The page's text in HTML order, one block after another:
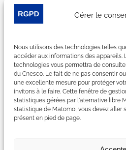
Gérer le
Nous utilisons des technologies telles
accéder aux informations des appareils.
technologies vous permettra de
du Cnesco. Le fait de ne pas consentir
une excellente mesure pour protéger
invitons à le faire. Cette fenêtre de
statistiques gérées par l'aternative libre
statistique de Matomo, vous devez aller
présent en pied de page.
LinkedIn
YouTube
Facebook
Bluesky
Plan du